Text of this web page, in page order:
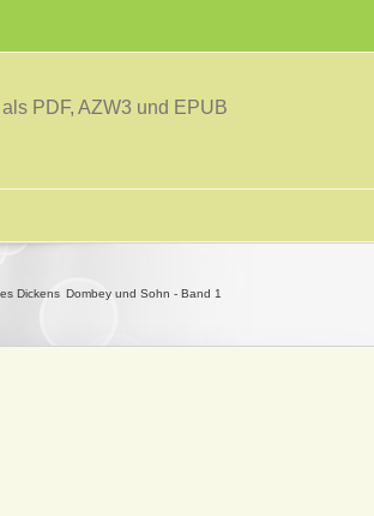
PDF, AZW3 und EPUB
Dickens Dombey und Sohn - Band 1